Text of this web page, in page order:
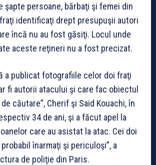
şapte persoane, bărbaţi şi femei din
identificaţi drept presupuşii autori
încă nu au fost găsiţi. Locul unde
aceste reţineri nu a fost precizat.
a publicat fotografiile celor doi fraţi
fi autorii atacului şi care fac obiectul
căutare”, Cherif şi Said Kouachi, în
34 de ani, şi a făcut apel la
care au asistat la atac. Cei doi
înarmaţi şi periculoşi”, a
de poliţie din Paris.